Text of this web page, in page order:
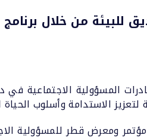
للبيئة من خلال
المسؤولية الاجتماعية
الاستدامة وأسلوب الحياة